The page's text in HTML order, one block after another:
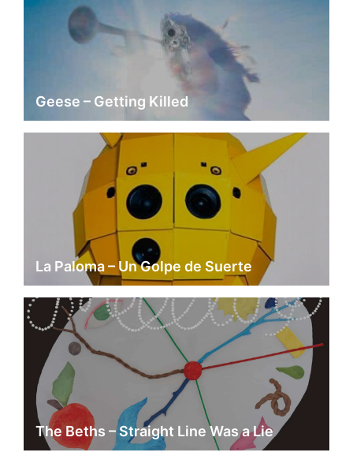
Geese – Getting Killed
La Paloma – Un Golpe de Suerte
The Beths – Straight Line Was a Lie